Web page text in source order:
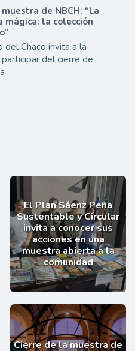
de NBCH: “La
mágica: la colección
del Chaco invita a la
del cierre de
El Plan Sáenz Peña
Sustentable y Circular
invita a conocer sus
acciones en una
muestra abierta a la
comunidad
Cierre de la muestra de